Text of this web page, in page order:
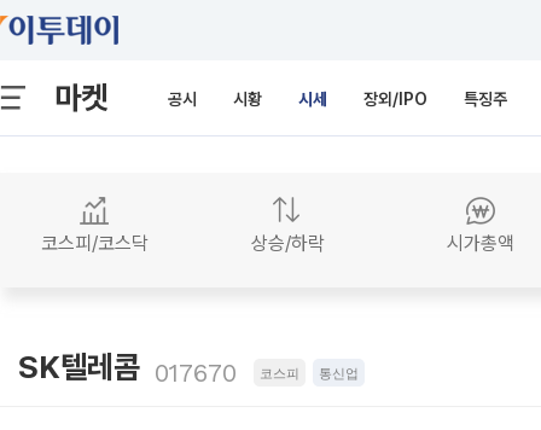
마켓 공시 시황 시세 장외/IPO 특징주
코스피/코스닥 상승/하락 시가총액
SK텔레콤 017670 코스피 통신업